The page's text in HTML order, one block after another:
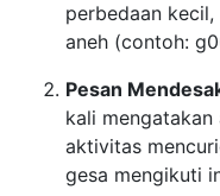
perbedaan
aneh (contoh:
Pesan
kali
aktivitas
gesa mengikuti